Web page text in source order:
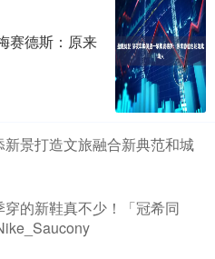
赛德斯：原来
景打造文旅融合新典范和城
的新鞋真不少！「冠希同